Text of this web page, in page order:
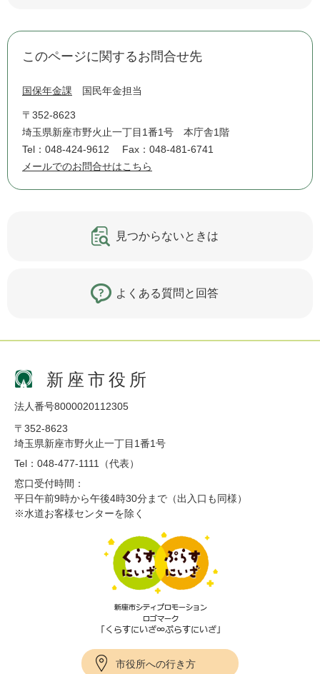
このページに関するお問合せ先
国保年金課 国民年金担当
〒352-8623
埼玉県新座市野火止一丁目1番1号 本庁舎1階
Tel：048-424-9612
Fax：048-481-6741
メールでのお問合せはこちら
見つからないときは
よくある質問と回答
新座市役所
法人番号8000020112305
〒352-8623
埼玉県新座市野火止一丁目1番1号
Tel：048-477-1111（代表）
窓口受付時間：
平日午前9時から午後4時30分まで（出入口も同様）
※水道お客様センターを除く
市役所への行き方